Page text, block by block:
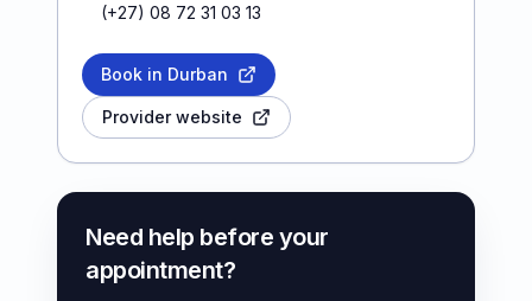
(+27) 08 72 31 03 13
Book in Durban
Provider website
Need help before your
appointment?